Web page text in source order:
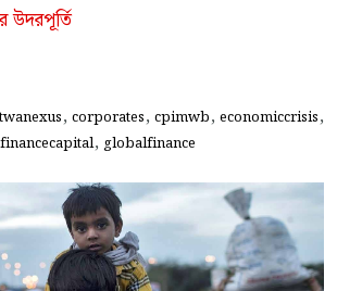
উদরপূর্তি
, corporates, cpimwb, economiccrisis,
financecapital, globalfinance